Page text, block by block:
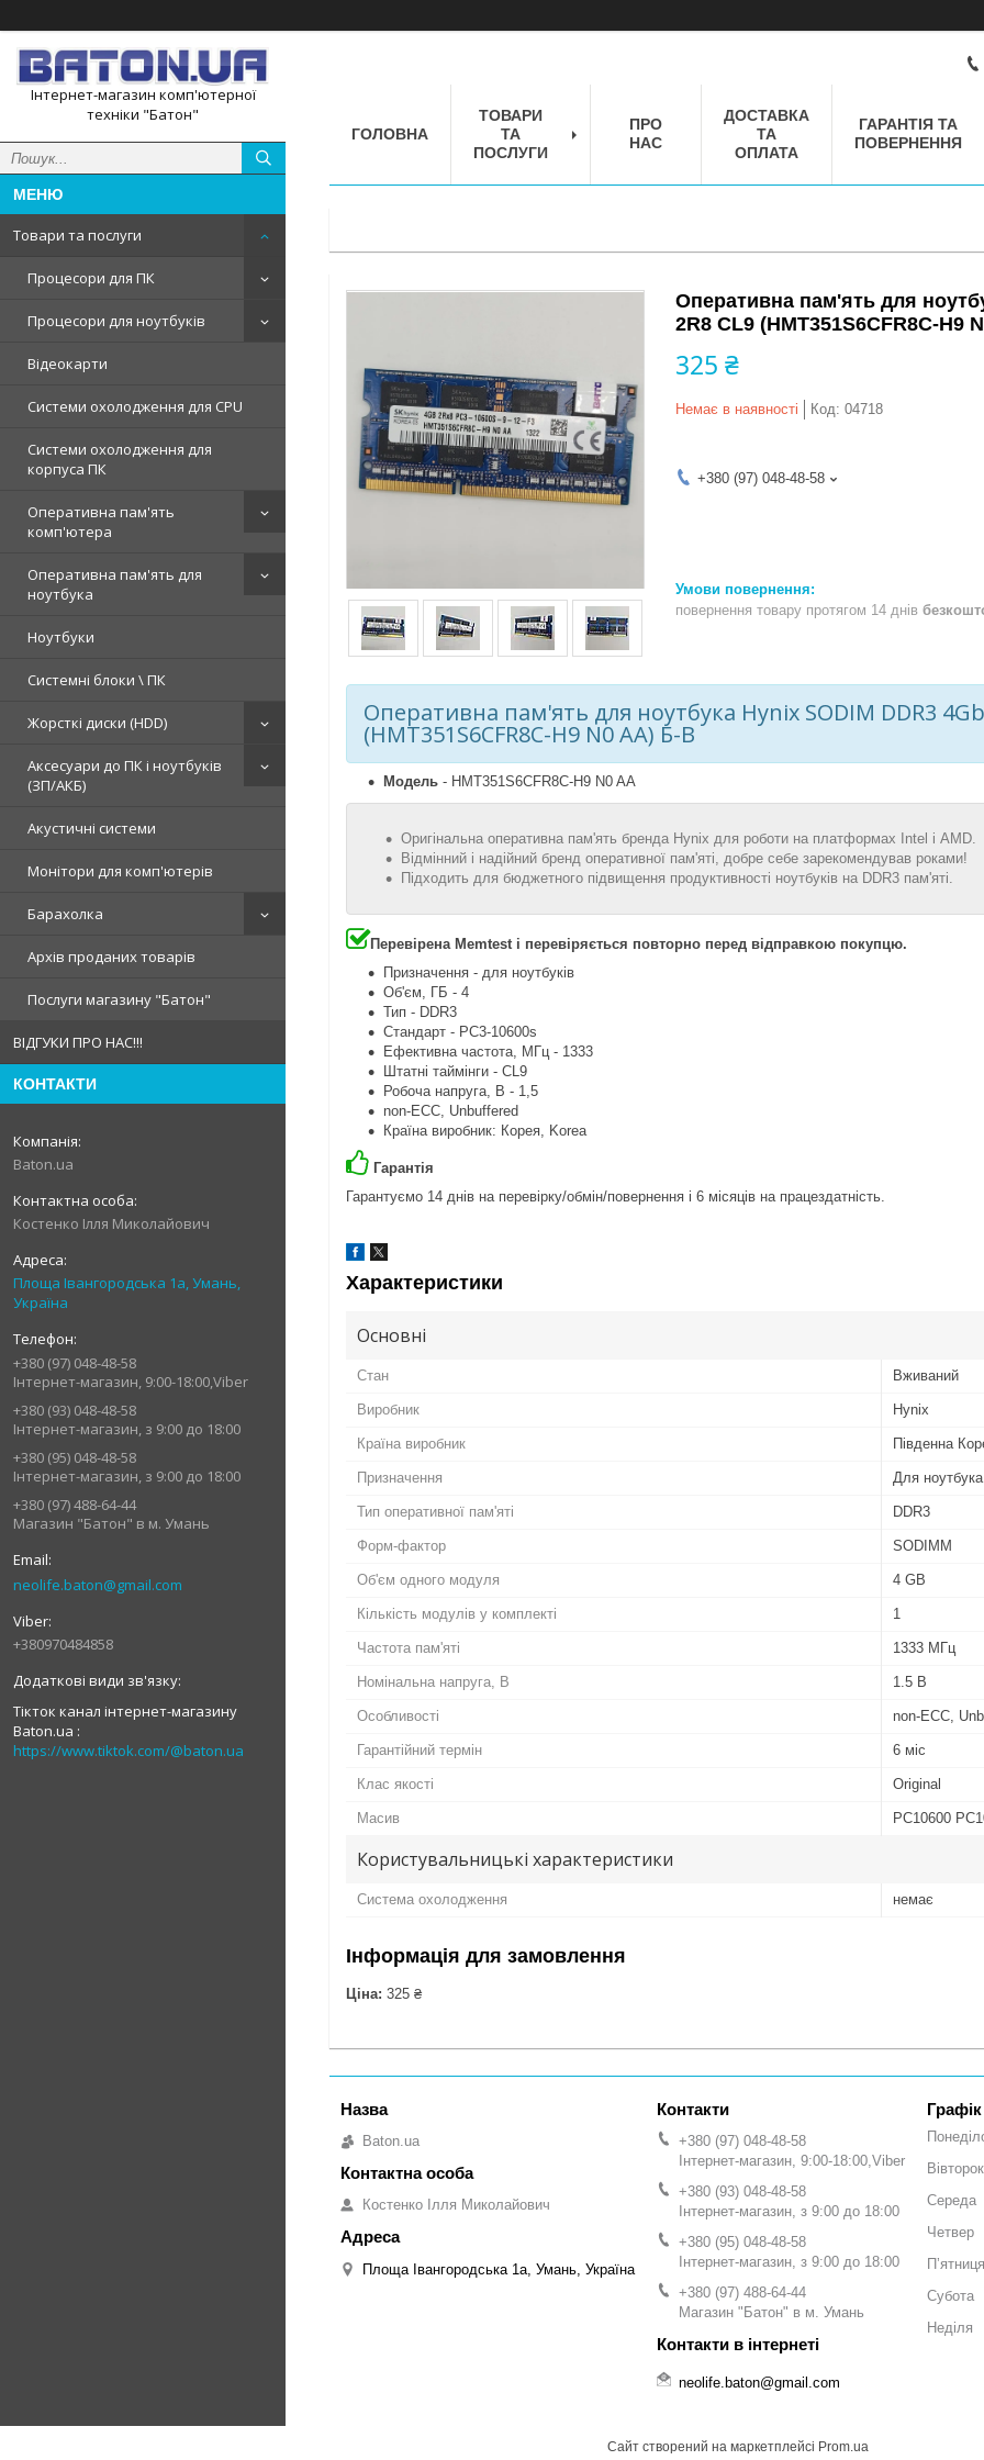
Інтернет-магазин комп'ютерної
техніки "Батон"
Товари та послуги
Процесори для ПК
Процесори для ноутбуків
Відеокарти
Системи охолодження для CPU
Системи охолодження для
корпуса ПК
Оперативна пам'ять
комп'ютера
Оперативна пам'ять для
ноутбука
Ноутбуки
Системні блоки \ ПК
Жорсткі диски (HDD)
Аксесуари до ПК і ноутбуків
(ЗП/АКБ)
Акустичні системи
Монітори для комп'ютерів
Барахолка
Архів проданих товарів
Послуги магазину "Батон"
ВІДГУКИ ПРО НАС!!!
КОНТАКТИ
Baton.ua
Костенко Ілля Миколайович
Площа Івангородська 1а, Умань,
Україна
+380 (97) 048-48-58
Інтернет-магазин, 9:00-18:00,Viber
+380 (93) 048-48-58
Інтернет-магазин, з 9:00 до 18:00
+380 (95) 048-48-58
Інтернет-магазин, з 9:00 до 18:00
+380 (97) 488-64-44
Магазин "Батон" в м. Умань
neolife.baton@gmail.com
+380970484858
Тікток канал інтернет-магазину
Baton.ua
https://www.tiktok.com/@baton.ua
ГОЛОВНА
ТОВАРИ
ТА
ПОСЛУГИ
ПРО
НАС
ДОСТАВКА
ТА
ОПЛАТА
ГАРАНТІЯ ТА
ПОВЕРНЕННЯ
Оперативна пам'ять для
2R8 CL9 (HMT351S6CFR8C-H9
325 ₴
Немає в наявності Код: 04718
+380 (97) 048-48-58
повернення товару протягом 14 днів
Оперативна пам'ять для ноутбука Hynix SODIM DDR3
(HMT351S6CFR8C-H9 N0 AA) Б-В
Модель - HMT351S6CFR8C-H9 N0 AA
Оригінальна оперативна пам'ять бренда Hynix для роботи на платформах Intel і AMD.
Відмінний і надійний бренд оперативної пам'яті, добре себе зарекомендував роками!
Підходить для бюджетного підвищення продуктивності ноутбуків на DDR3 пам'яті.
Перевірена Memtest і перевіряється повторно перед відправкою покупцю.
Призначення - для ноутбуків
Об'єм, ГБ - 4
Тип - DDR3
Стандарт - PC3-10600s
Ефективна частота, МГц - 1333
Штатні таймінги - CL9
Робоча напруга, В - 1,5
non-ECC, Unbuffered
Країна виробник: Корея, Korea
Гарантія
Гарантуємо 14 днів на перевірку/обмін/повернення і 6 місяців на працездатність.
Характеристики
Основні
Стан Вживаний
Виробник Hynix
Країна виробник Південна
Призначення Для ноутбука
Тип оперативної пам'яті DDR3
Форм-фактор SODIMM
Об'єм одного модуля 4 GB
Кількість модулів у комплекті 1
Частота пам'яті 1333 МГц
Номінальна напруга, В 1.5 В
Особливості non-ECC,
Гарантійний термін 6 міс
Клас якості Original
Масив PC10600
Користувальницькі характеристики
Система охолодження немає
Інформація для замовлення
Ціна: 325 ₴
Baton.ua
Костенко Ілля Миколайович
Площа Івангородська 1а, Умань, Україна
+380 (97) 048-48-58
Інтернет-магазин, 9:00-18:00,Viber
+380 (93) 048-48-58
Інтернет-магазин, з 9:00 до 18:00
+380 (95) 048-48-58
Інтернет-магазин, з 9:00 до 18:00
+380 (97) 488-64-44
Магазин "Батон" в м. Умань
neolife.baton@gmail.com
Вівторок
Середа
Четвер
Пʼятниця
Субота
Неділя
Сайт створений на маркетплейсі Prom.ua